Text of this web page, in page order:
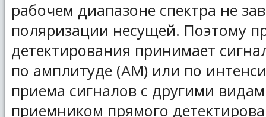
рабочем диапазоне спектра не
поляризации несущей. Поэтому
детектирования принимает
по амплитуде (AM) или по
приема сигналов с другими
приемником прямого